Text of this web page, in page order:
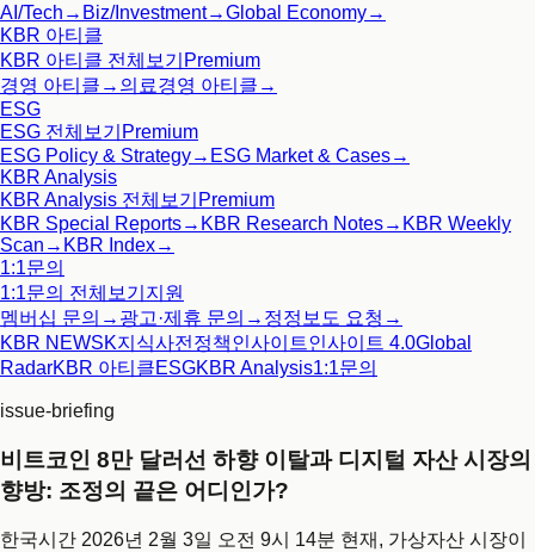
AI/Tech → Biz/Investment→Global Economy→
KBR 아티클
KBR 아티클 전체보기 Premium
경영 아티클 → 의료경영 아티클 →
ESG
ESG 전체보기 Premium
ESG Policy & Strategy→ ESG Market & Cases→
KBR Analysis
KBR Analysis 전체보기 Premium
KBR Special Reports→ KBR Research Notes→ KBR Weekly
Scan → KBR Index→
1:1문의
1:1문의 전체보기 지원
멤버십 문의 → 광고·제휴 문의 → 정정보도 요청 →
KBR NEWSK지식사전 정책인사이트인사이트 4.0Global
RadarKBR 아티클ESGKBR Analysis1:1문의
issue-briefing
비트코인 8만 달러선 하향 이탈과 디지털 자산 시장의
향방: 조정의 끝은 어디인가?
한국시간 2026년 2월 3일 오전 9시 14분 현재, 가상자산 시장이